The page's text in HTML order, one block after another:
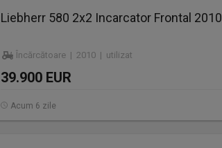
Liebherr 580 2x2 Incarcator Frontal 2010
Încărcătoare | 2010 | utilizat
39.900 EUR
Acum 6 zile